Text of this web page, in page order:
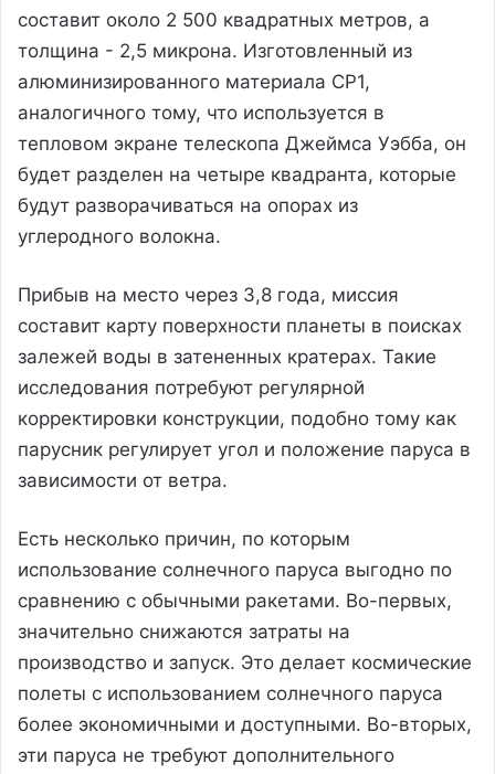
составит около 2 500 квадратных метров, а
толщина - 2,5 микрона. Изготовленный из
алюминизированного материала CP1,
аналогичного тому, что используется в
тепловом экране телескопа Джеймса Уэбба, он
будет разделен на четыре квадранта, которые
будут разворачиваться на опорах из
углеродного волокна.
Прибыв на место через 3,8 года, миссия
составит карту поверхности планеты в поисках
залежей воды в затененных кратерах. Такие
исследования потребуют регулярной
корректировки конструкции, подобно тому как
парусник регулирует угол и положение паруса в
зависимости от ветра.
Есть несколько причин, по которым
использование солнечного паруса выгодно по
сравнению с обычными ракетами. Во-первых,
значительно снижаются затраты на
производство и запуск. Это делает космические
полеты с использованием солнечного паруса
более экономичными и доступными. Во-вторых,
эти паруса не требуют дополнительного